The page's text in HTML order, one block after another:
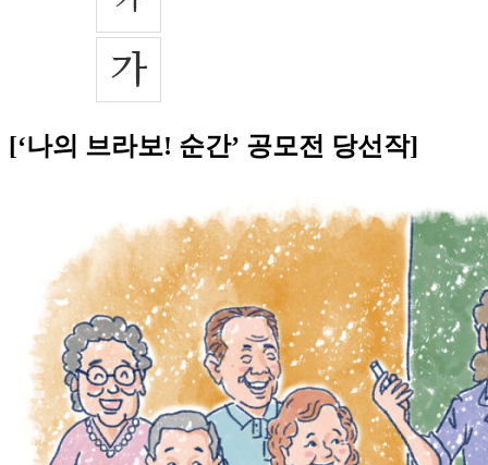
[‘나의 브라보! 순간’ 공모전 당선작]